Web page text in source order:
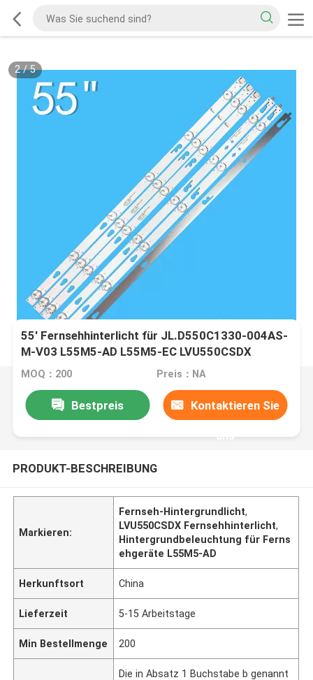
2/5
55' Fernsehhinterlicht für JL.D550C1330-004AS-
M-V03 L55M5-AD L55M5-EC LVU550CSDX
MOQ：200 Preis：NA
Bestpreis Kontaktieren Sie
uns
PRODUKT-BESCHREIBUNG
Markieren:
Fernseh-Hintergrundlicht,
LVU550CSDX Fernsehhinterlicht,
Hintergrundbeleuchtung für Ferns
ehgeräte L55M5-AD
Herkunftsort China
Lieferzeit 5-15 Arbeitstage
Min Bestellmenge 200
Die in Absatz 1 Buchstabe b genannt